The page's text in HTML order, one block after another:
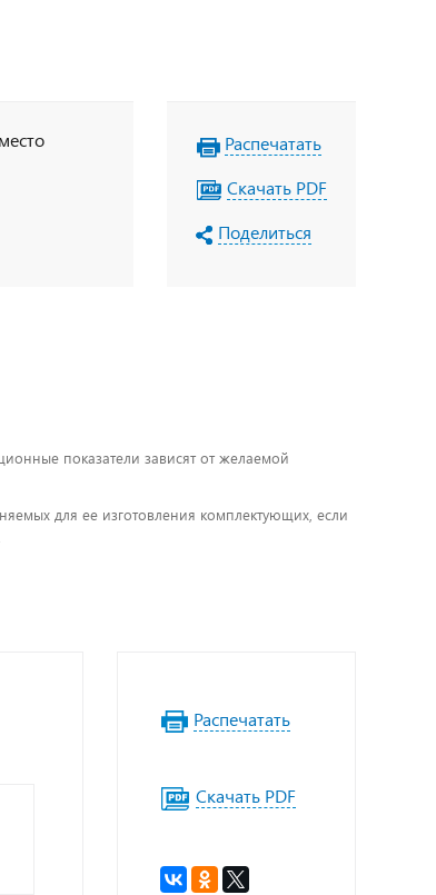
Распечатать
Скачать PDF
Поделиться
показатели зависят от желаемой
для ее изготовления комплектующих, если
Распечатать
Скачать PDF